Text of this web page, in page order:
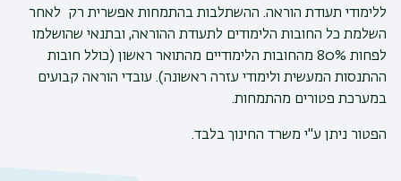
ללימודי תעודת הוראה. ההשתלבות בהתמחות אפשרית רק לאחר
השלמת כל החובות הלימודים לתעודת ההוראה, ובתנאי שהושלמו
לפחות 80% מהחובות הלימודיים מהתואר ראשון (כולל חובות
ההתנסות המעשית ולימודי עזרה ראשונה). עובדי הוראה קבועים
במערכת פטורים מהתמחות.
הפטור ניתן ע"י משרד החינוך בלבד.